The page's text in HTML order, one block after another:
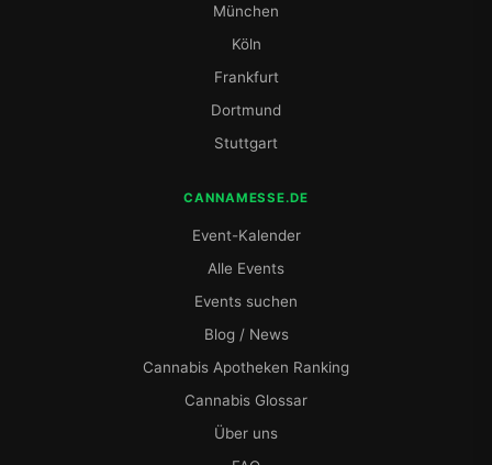
München
Köln
Frankfurt
Dortmund
Stuttgart
CANNAMESSE.DE
Event-Kalender
Alle Events
Events suchen
Blog / News
Cannabis Apotheken Ranking
Cannabis Glossar
Über uns